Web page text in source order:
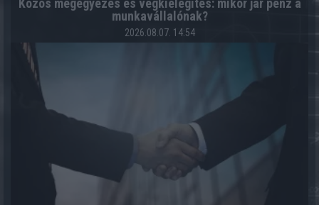
Közös megegyezés és végkielégítés: mikor jár pénz a
munkavállalónak?
2026.08.07. 14:54